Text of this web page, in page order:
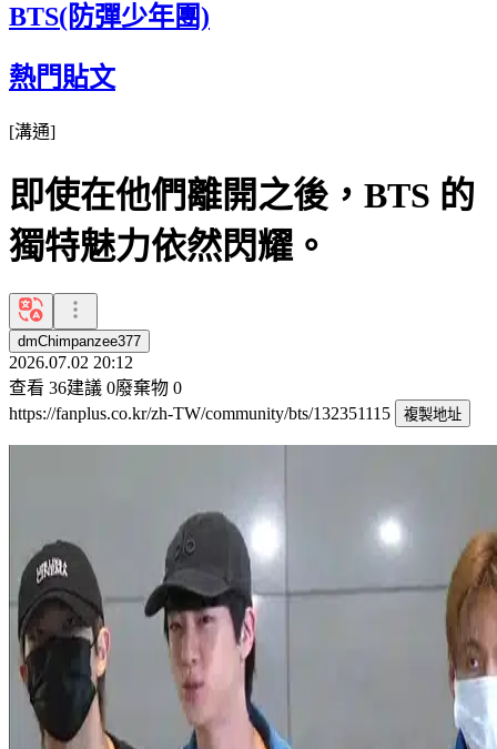
BTS(防彈少年團)
熱門貼文
[溝通]
即使在他們離開之後，BTS 的
獨特魅力依然閃耀。
dmChimpanzee377
2026.07.02 20:12
查看 36建議 0廢棄物 0
https://fanplus.co.kr/zh-TW/community/bts/132351115
複製地址